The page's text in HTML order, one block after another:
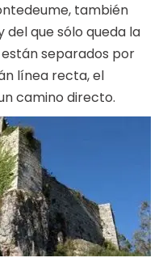
también
que sólo queda la
separados por
línea recta, el
camino directo.